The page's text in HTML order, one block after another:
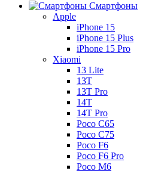
Смартфоны
Apple
iPhone 15
iPhone 15 Plus
iPhone 15 Pro
Xiaomi
13 Lite
13T
13T Pro
14T
14T Pro
Poco C65
Poco C75
Poco F6
Poco F6 Pro
Poco M6